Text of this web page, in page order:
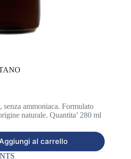
ammoniaca. Formulato
naturale. Quantita’ 280 ml
al carrello